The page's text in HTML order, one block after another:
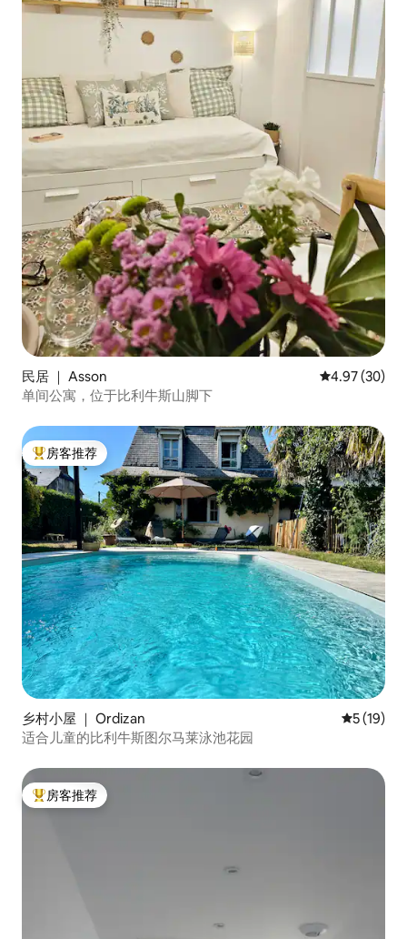
民居 ｜ Asson 平均评分
4.97 (30)
单间公寓，位于比利牛斯山脚下
热门「房客推荐」
房客推荐
乡村小屋 ｜ Ordizan 平均评分
5 (19)
适合儿童的比利牛斯图尔马莱泳池花园
热门「房客推荐」
房客推荐